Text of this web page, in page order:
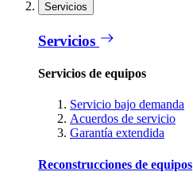
Servicios
Servicios
Servicios de equipos
Servicio bajo demanda
Acuerdos de servicio
Garantía extendida
Reconstrucciones de equipos